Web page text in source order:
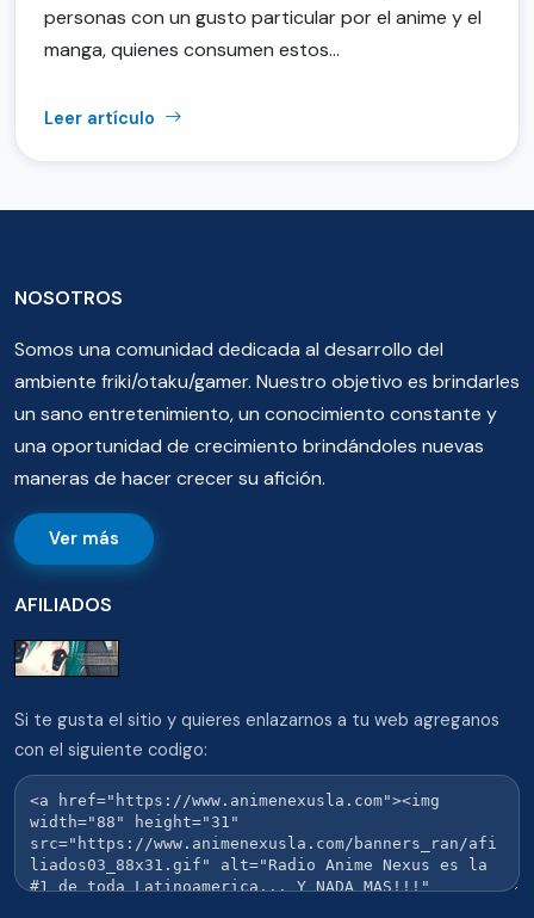
personas con un gusto particular por el anime y el
manga, quienes consumen estos…
Leer artículo
NOSOTROS
Somos una comunidad dedicada al desarrollo del
ambiente friki/otaku/gamer. Nuestro objetivo es brindarles
un sano entretenimiento, un conocimiento constante y
una oportunidad de crecimiento brindándoles nuevas
maneras de hacer crecer su afición.
Ver más
AFILIADOS
Si te gusta el sitio y quieres enlazarnos a tu web agreganos
con el siguiente codigo: